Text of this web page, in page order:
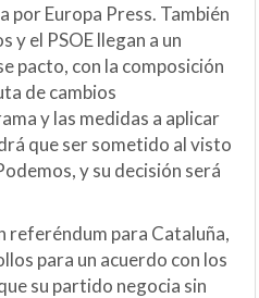
por Europa Press. También
y el PSOE llegan a un
pacto, con la composición
de cambios
y las medidas a aplicar
que ser sometido al visto
y su decisión será
referéndum para Cataluña,
para un acuerdo con los
su partido negocia sin